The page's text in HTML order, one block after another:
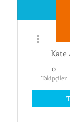
Kate
0
Takipçiler